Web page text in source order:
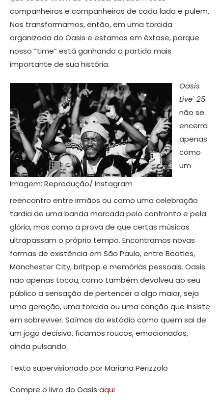
companheiros e companheiras de cada lado e pulem.
Nos transformamos, então, em uma torcida
organizada do Oasis e estamos em êxtase, porque
nosso “time” está ganhando a partida mais
importante de sua história.
Imagem: Reprodução/ Instagram
Oasis
Live` 25
não se
encerra
apenas
como
um
reencontro entre irmãos ou como uma celebração
tardia de uma banda marcada pelo confronto e pela
glória, mas como a prova de que certas músicas
ultrapassam o próprio tempo. Encontramos novas
formas de existência em São Paulo, entre Beatles,
Manchester City, britpop e memórias pessoais. Oasis
não apenas tocou, como também devolveu ao seu
público a sensação de pertencer a algo maior, seja
uma geração, uma torcida ou uma canção que insiste
em sobreviver. Saímos do estádio como quem sai de
um jogo decisivo, ficamos roucos, emocionados,
ainda pulsando.
Texto supervisionado por Mariana Perizzolo
Compre o livro do Oasis aqui